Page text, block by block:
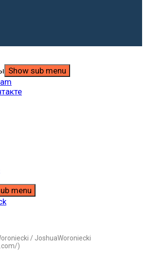
Show sub menu
menu
/ JoshuaWoroniecki
)